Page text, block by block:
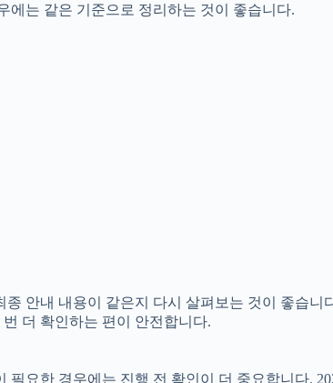
에는 같은 기준으로 정리하는 것이 좋습니다.
안내 내용이 같은지 다시 살펴보는 것이 좋습니
더 확인하는 편이 안전합니다.
요한 경우에는 진행 전 확인이 더 중요합니다.